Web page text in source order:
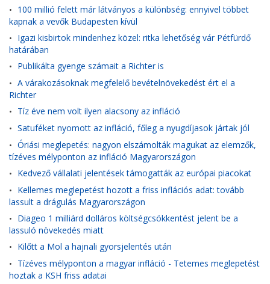
• 100 millió felett már látványos a különbség: ennyivel többet
kapnak a vevők Budapesten kívül
• Igazi kisbirtok mindenhez közel: ritka lehetőség vár Pétfürdő
határában
• Publikálta gyenge számait a Richter is
• A várakozásoknak megfelelő bevételnövekedést ért el a
Richter
• Tíz éve nem volt ilyen alacsony az infláció
• Satuféket nyomott az infláció, főleg a nyugdíjasok jártak jól
• Óriási meglepetés: nagyon elszámolták magukat az elemzők,
tízéves mélyponton az infláció Magyarországon
• Kedvező vállalati jelentések támogatták az európai piacokat
• Kellemes meglepetést hozott a friss inflációs adat: tovább
lassult a drágulás Magyarországon
• Diageo 1 milliárd dolláros költségcsökkentést jelent be a
lassuló növekedés miatt
• Kilőtt a Mol a hajnali gyorsjelentés után
• Tízéves mélyponton a magyar infláció - Tetemes meglepetést
hoztak a KSH friss adatai